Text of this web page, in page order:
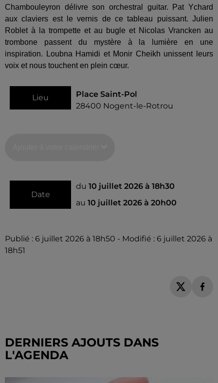
Chambouleyron délivre son orchestral guitar. Pat Ychard
aux claviers est le vernis de ce tableau puissant. Julien
Roblet à la trompette et au bugle et Nicolas Vrancken au
trombone passent du mystère à la lumière en une
inspiration. Loubna Hamidi et Monir Cheikh unissent leurs
voix et nous touchent en plein cœur.
Lieu
Place Saint-Pol
28400 Nogent-le-Rotrou
Date
du 10 juillet 2026 à 18h30
au 10 juillet 2026 à 20h00
Publié : 6 juillet 2026 à 18h50 - Modifié : 6 juillet 2026 à
18h51
DERNIERS AJOUTS DANS
L'AGENDA